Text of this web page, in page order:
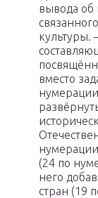
вывода об
культуры.
вместо
(24 по
него
стран (19